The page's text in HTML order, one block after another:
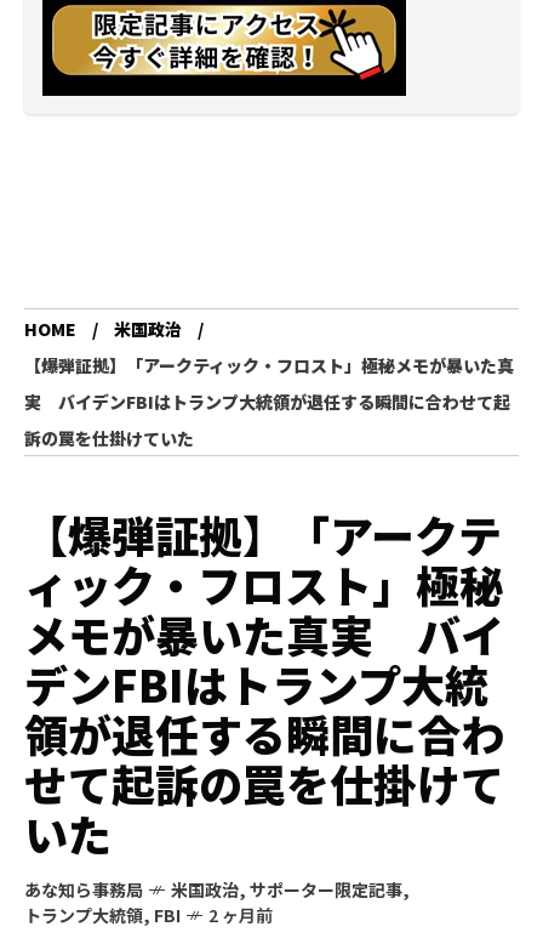
HOME
米国政治
【爆弾証拠】「アークティック・フロスト」極秘メモが暴いた真
実 バイデンFBIはトランプ大統領が退任する瞬間に合わせて起
訴の罠を仕掛けていた
【爆弾証拠】「アークテ
ィック・フロスト」極秘
メモが暴いた真実 バイ
デンFBIはトランプ大統
領が退任する瞬間に合わ
せて起訴の罠を仕掛けて
いた
あな知ら事務局 米国政治, サポーター限定記事,
トランプ大統領, FBI 2 ヶ月前